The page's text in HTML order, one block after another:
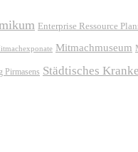
Enterprise Ressource
Mitmachmuseum
Pirmasens Städtisches